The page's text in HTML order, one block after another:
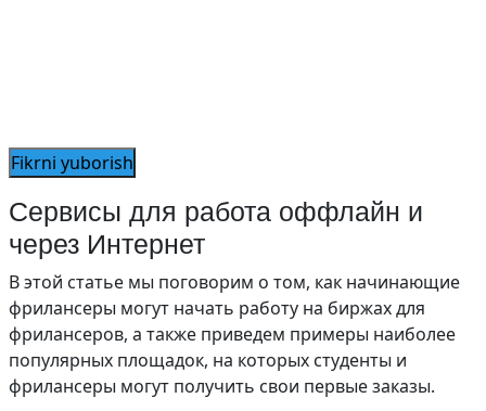
Сервисы для работа оффлайн и
через Интернет
В этой статье мы поговорим о том, как начинающие
фрилансеры могут начать работу на биржах для
фрилансеров, а также приведем примеры наиболее
популярных площадок, на которых студенты и
фрилансеры могут получить свои первые заказы.